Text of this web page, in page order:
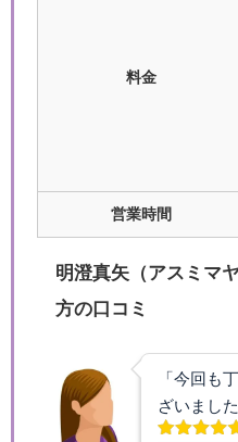
料金
営業時間
明澄真矢（アスミマ
方の口コミ
「今回も
ざいました